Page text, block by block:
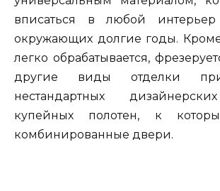
вписаться в любой
окружающих долгие годы.
легко обрабатывается,
другие виды отделки
нестандартных
купейных полотен, к
комбинированные двери.